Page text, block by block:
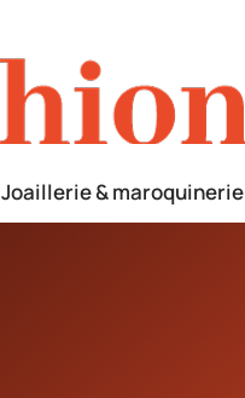
Joaillerie & maroquinerie